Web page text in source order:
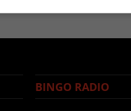
BINGO RADIO